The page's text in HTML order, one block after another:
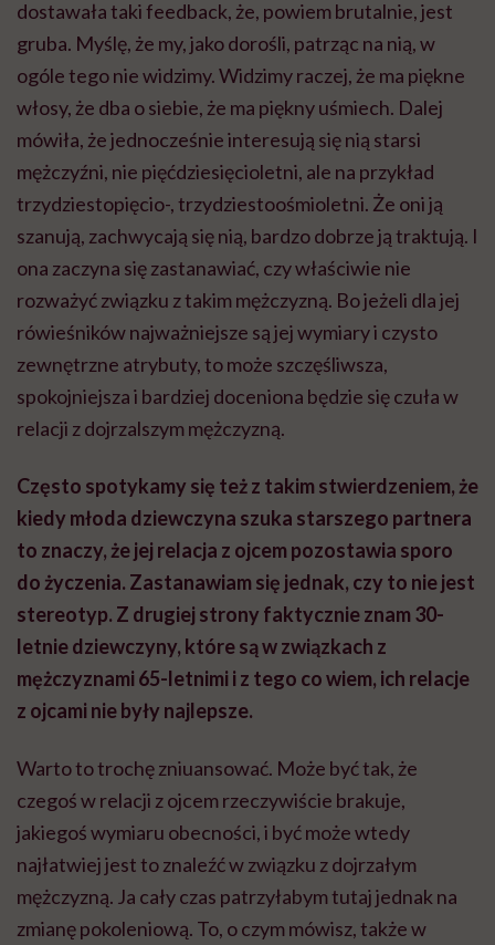
dostawała taki feedback, że, powiem brutalnie, jest
gruba. Myślę, że my, jako dorośli, patrząc na nią, w
ogóle tego nie widzimy. Widzimy raczej, że ma piękne
włosy, że dba o siebie, że ma piękny uśmiech. Dalej
mówiła, że jednocześnie interesują się nią starsi
mężczyźni, nie pięćdziesięcioletni, ale na przykład
trzydziestopięcio-, trzydziestoośmioletni. Że oni ją
szanują, zachwycają się nią, bardzo dobrze ją traktują. I
ona zaczyna się zastanawiać, czy właściwie nie
rozważyć związku z takim mężczyzną. Bo jeżeli dla jej
rówieśników najważniejsze są jej wymiary i czysto
zewnętrzne atrybuty, to może szczęśliwsza,
spokojniejsza i bardziej doceniona będzie się czuła w
relacji z dojrzalszym mężczyzną.
Często spotykamy się też z takim stwierdzeniem, że
kiedy młoda dziewczyna szuka starszego partnera
to znaczy, że jej relacja z ojcem pozostawia sporo
do życzenia. Zastanawiam się jednak, czy to nie jest
stereotyp. Z drugiej strony faktycznie znam 30-
letnie dziewczyny, które są w związkach z
mężczyznami 65-letnimi i z tego co wiem, ich relacje
z ojcami nie były najlepsze.
Warto to trochę zniuansować. Może być tak, że
czegoś w relacji z ojcem rzeczywiście brakuje,
jakiegoś wymiaru obecności, i być może wtedy
najłatwiej jest to znaleźć w związku z dojrzałym
mężczyzną. Ja cały czas patrzyłabym tutaj jednak na
zmianę pokoleniową. To, o czym mówisz, także w